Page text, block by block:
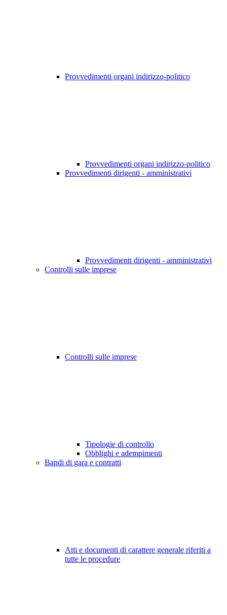
Provvedimenti organi indirizzo-politico
Provvedimenti organi indirizzo-politico
Provvedimenti dirigenti - amministrativi
Provvedimenti dirigenti - amministrativi
Controlli sulle imprese
Controlli sulle imprese
Tipologie di controllo
Obblighi e adempimenti
Bandi di gara e contratti
Atti e documenti di carattere generale riferiti a
tutte le procedure